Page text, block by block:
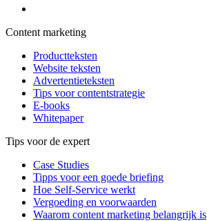
Content marketing
Productteksten
Website teksten
Advertentieteksten
Tips voor contentstrategie
E-books
Whitepaper
Tips voor de expert
Case Studies
Tipps voor een goede briefing
Hoe Self-Service werkt
Vergoeding en voorwaarden
Waarom content marketing belangrijk is